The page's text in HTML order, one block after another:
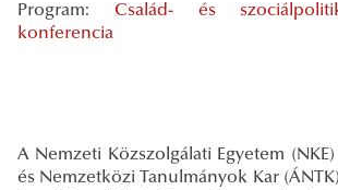
Program: Család- és
konferencia
A Nemzeti Közszolgálati Egyetem
és Nemzetközi Tanulmányok Kar